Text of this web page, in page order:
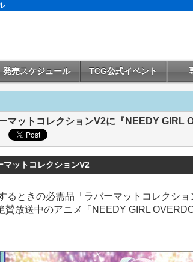
発売スケジュール TCG公式イベント
マットコレクションV2に『NEEDY GIRL
マットコレクションV2
るときの必需品「ラバーマットコレクショ
賛放送中のアニメ「NEEDY GIRL